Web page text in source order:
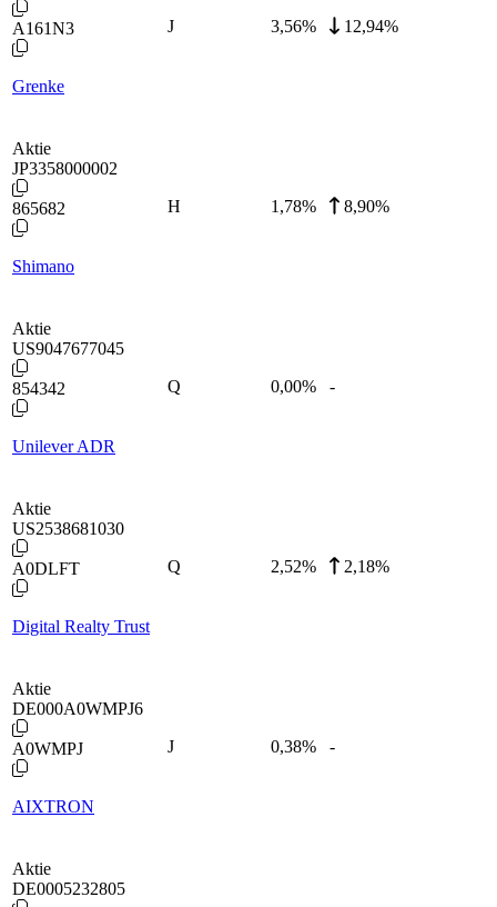
A161N3
Grenke
J 3,56% 12,94%
Aktie
JP3358000002
865682
Shimano
H 1,78% 8,90%
Aktie
US9047677045
854342
Unilever ADR
Q 0,00% -
Aktie
US2538681030
A0DLFT
Digital Realty Trust
Q 2,52% 2,18%
Aktie
DE000A0WMPJ6
A0WMPJ
AIXTRON
J 0,38% -
Aktie
DE0005232805